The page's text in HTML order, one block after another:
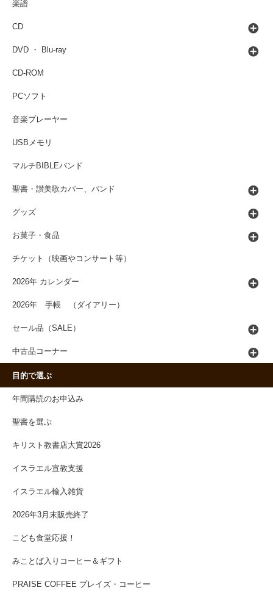
楽譜
CD
DVD ・ Blu-ray
CD-ROM
PCソフト
音楽プレーヤー
USBメモリ
マルチBIBLEバンド
聖書・讃美歌カバー、バンド
グッズ
お菓子・食品
チケット（映画やコンサート等）
2026年 カレンダー
2026年 手帳 （ダイアリー）
セール品（SALE）
中古品コーナー
目的で選ぶ
年間購読のお申込み
聖書を選ぶ
キリスト教書店大賞2026
イスラエル宣教支援
イスラエル輸入雑貨
2026年3月末販売終了
こども食堂応援！
みことば入りコーヒー＆ギフト
PRAISE COFFEE プレイズ・コーヒー